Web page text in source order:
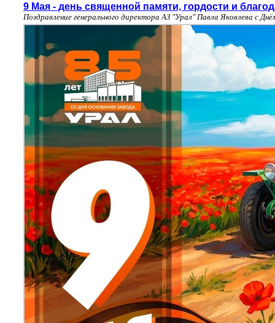
9 Мая - день священной памяти, гордости и
Поздравление генерального директора АЗ "Урал" Павла Яковлева с